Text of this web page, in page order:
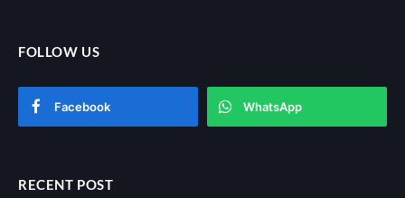
FOLLOW US
Facebook WhatsApp
RECENT POST